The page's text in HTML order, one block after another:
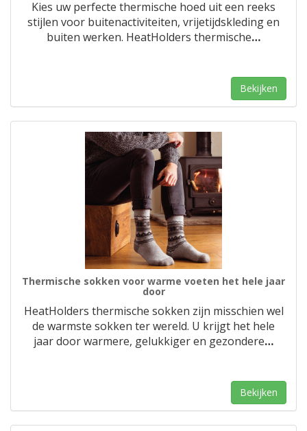
Kies uw perfecte thermische hoed uit een reeks
stijlen voor buitenactiviteiten, vrijetijdskleding en
buiten werken. HeatHolders thermische…
Bekijken
Thermische sokken voor warme voeten het hele jaar
door
HeatHolders thermische sokken zijn misschien wel
de warmste sokken ter wereld. U krijgt het hele
jaar door warmere, gelukkiger en gezondere…
Bekijken